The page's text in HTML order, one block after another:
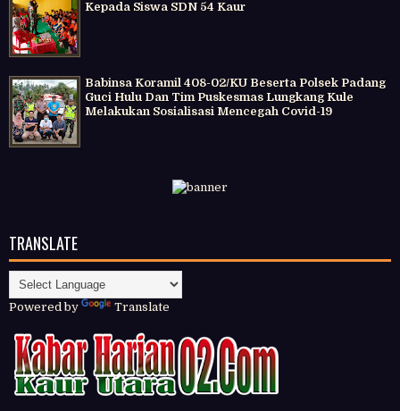
Kepada Siswa SDN 54 Kaur
Babinsa Koramil 408-02/KU Beserta Polsek Padang
Guci Hulu Dan Tim Puskesmas Lungkang Kule
Melakukan Sosialisasi Mencegah Covid-19
TRANSLATE
Powered by Translate